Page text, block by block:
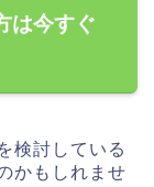
は今すぐ
検討している
かもしれませ